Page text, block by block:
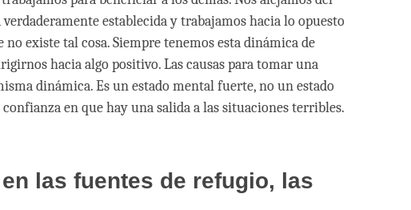
establecida y trabajamos hacia lo opuesto
no existe tal cosa. Siempre tenemos esta dinámica de
hacia algo positivo. Las causas para tomar una
dinámica. Es un estado mental fuerte, no un estado
en que hay una salida a las situaciones terribles.
las fuentes de refugio, las